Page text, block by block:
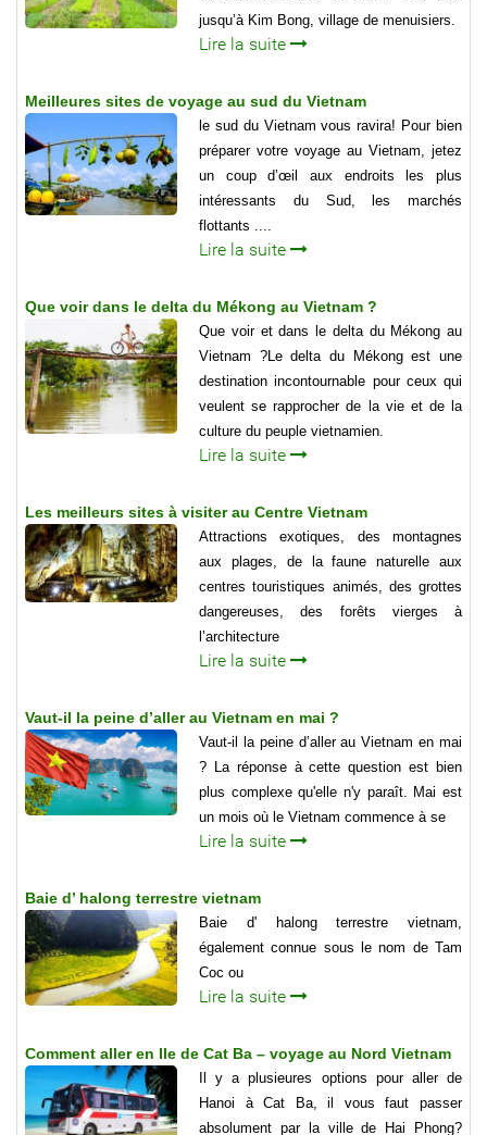
jusqu’à Kim Bong, village de menuisiers.
Lire la suite
Meilleures sites de voyage au sud du Vietnam
le sud du Vietnam vous ravira! Pour bien
préparer votre voyage au Vietnam, jetez
un coup d’œil aux endroits les plus
intéressants du Sud, les marchés
flottants ....
Lire la suite
Que voir dans le delta du Mékong au Vietnam ?
Que voir et dans le delta du Mékong au
Vietnam ?Le delta du Mékong est une
destination incontournable pour ceux qui
veulent se rapprocher de la vie et de la
culture du peuple vietnamien.
Lire la suite
Les meilleurs sites à visiter au Centre Vietnam
Attractions exotiques, des montagnes
aux plages, de la faune naturelle aux
centres touristiques animés, des grottes
dangereuses, des forêts vierges à
l’architecture
Lire la suite
Vaut-il la peine d’aller au Vietnam en mai ?
Vaut-il la peine d’aller au Vietnam en mai
? La réponse à cette question est bien
plus complexe qu'elle n'y paraît. Mai est
un mois où le Vietnam commence à se
Lire la suite
Baie d’ halong terrestre vietnam
Baie d' halong terrestre vietnam,
également connue sous le nom de Tam
Coc ou
Lire la suite
Comment aller en Ile de Cat Ba – voyage au Nord Vietnam
Il y a plusieures options pour aller de
Hanoi à Cat Ba, il vous faut passer
absolument par la ville de Hai Phong?